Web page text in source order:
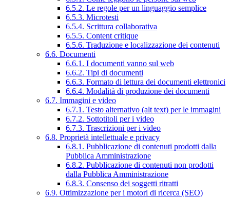
6.5.2. Le regole per un linguaggio semplice
6.5.3. Microtesti
6.5.4. Scrittura collaborativa
6.5.5. Content critique
6.5.6. Traduzione e localizzazione dei contenuti
6.6. Documenti
6.6.1. I documenti vanno sul web
6.6.2. Tipi di documenti
6.6.3. Formato di lettura dei documenti elettronici
6.6.4. Modalità di produzione dei documenti
6.7. Immagini e video
6.7.1. Testo alternativo (alt text) per le immagini
6.7.2. Sottotitoli per i video
6.7.3. Trascrizioni per i video
6.8. Proprietà intellettuale e privacy
6.8.1. Pubblicazione di contenuti prodotti dalla
Pubblica Amministrazione
6.8.2. Pubblicazione di contenuti non prodotti
dalla Pubblica Amministrazione
6.8.3. Consenso dei soggetti ritratti
6.9. Ottimizzazione per i motori di ricerca (SEO)